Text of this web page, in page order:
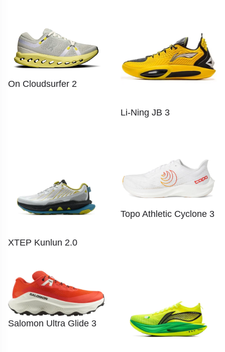
On Cloudsurfer 2
Li-Ning JB 3
XTEP Kunlun 2.0
Topo Athletic Cyclone 3
Salomon Ultra Glide 3